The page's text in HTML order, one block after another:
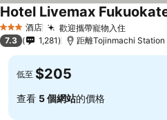
3 星級 酒店 歡迎攜帶寵物入住
Hotel Livemax
7.3 1,281 距離Tojinmachi Station
低至 $205
查看 5 個網站的價格